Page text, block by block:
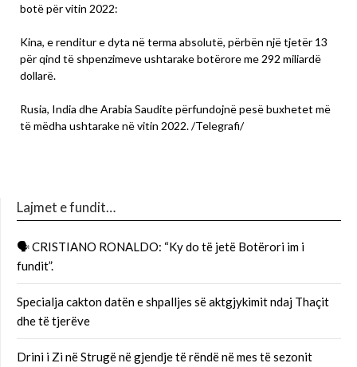
botë për vitin 2022:
Kina, e renditur e dyta në terma absolutë, përbën një tjetër 13
për qind të shpenzimeve ushtarake botërore me 292 miliardë
dollarë.
Rusia, India dhe Arabia Saudite përfundojnë pesë buxhetet më
të mëdha ushtarake në vitin 2022. /Telegrafi/
Lajmet e fundit…
🗣 CRISTIANO RONALDO: “Ky do të jetë Botërori im i
fundit”.
Specialja cakton datën e shpalljes së aktgjykimit ndaj Thaçit
dhe të tjerëve
Drini i Zi në Strugë në gjendje të rëndë në mes të sezonit